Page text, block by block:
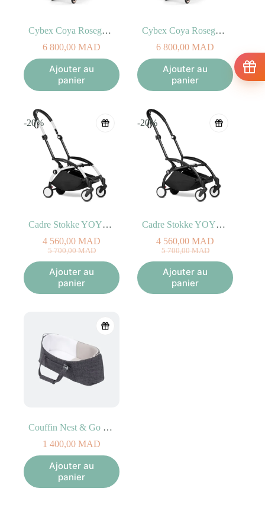
Cybex Coya Rosegold Sepia Black
6 800,00 MAD
Ajouter au
panier
Cybex Coya Rosegold Cozy Beige
6 800,00 MAD
Ajouter au
panier
-20%
Cadre Stokke YOYO² Blanc
5 700,00MAD
Le
prix
initial
était :
5
4 560,00 MAD
Le
prix
actuel
est :
4
Ajouter au
panier
-20%
Cadre Stokke YOYO² Noir
5 700,00MAD
Le
prix
initial
était :
5
4 560,00 MAD
Le
prix
actuel
est :
4
Ajouter au
panier
Couffin Nest & Go Gris
1 400,00 MAD
Ajouter au
panier